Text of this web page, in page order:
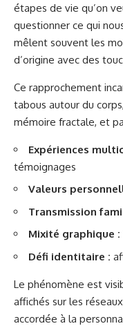
étapes de vie qu’on
questionner ce qui
mêlent souvent les
d’origine avec des
Ce rapprochement
tabous autour du
mémoire fractale, et
Expériences
témoignages
Valeurs
Transmission
Mixité graphique :
Défi identitaire :
Le phénomène est
affichés sur les
accordée à la